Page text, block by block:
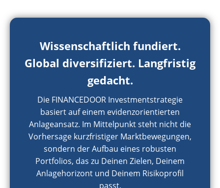
Wissenschaftlich fundiert.
Global diversifiziert. Langfristig
gedacht.
Die FINANCEDOOR Investmentstrategie
basiert auf einem evidenzorientierten
Anlageansatz. Im Mittelpunkt steht nicht die
Vorhersage kurzfristiger Marktbewegungen,
sondern der Aufbau eines robusten
Portfolios, das zu Deinen Zielen, Deinem
Anlagehorizont und Deinem Risikoprofil
passt.